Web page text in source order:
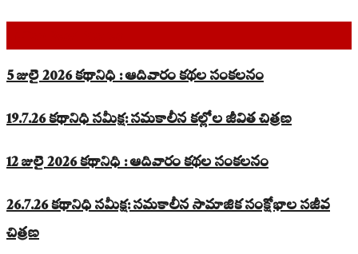
5 జులై 2026 కథానిధి : ఆదివారం కథల సంకలనం
19.7.26 కథానిధి సమీక్ష: సమకాలీన కల్లోల జీవిత చిత్రణ
12 జులై 2026 కథానిధి : ఆదివారం కథల సంకలనం
26.7.26 కథానిధి సమీక్ష: సమకాలీన సామాజిక సంక్షోభాల సజీవ
చిత్రణ